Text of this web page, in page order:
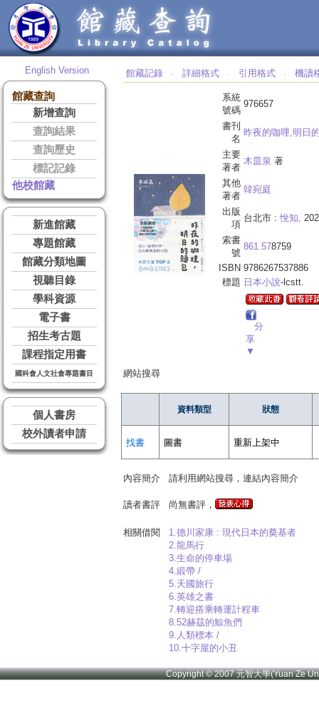
English Version
館藏查詢
新增查詢
查詢結果
查詢歷史
標記記錄
他校館藏
新進館藏
專題館藏
館藏分類地圖
視聽目錄
學科資源
電子書
招生考古題
課程指定用書
國科會人文社會專題書目
個人書房
校外讀者申請
館藏記錄 ‧ 詳細格式 ‧ 引用格式 ‧ 機讀
系統
號碼
976657
書刊
名
昨夜的咖哩,明日
主要
著者
木皿泉 著
其他
著者
韓宛庭
出版
項
台北市 : 悅知,
索書
號
861.578759
ISBN 9786267537886
標題 日本小說-lcstt.
分
享
▼
網站搜尋
資料類型 狀態
找書 圖書 重新上架中
內容簡介 請利用網站搜尋，連結內容簡介
讀者書評 尚無書評，
相關借閱
1.德川家康 : 現代日本的奠基者
2.龍馬行
3.生命的停車場
4.緞帶 /
5.天國旅行
6.英雄之書
7.轉迎搭乘轉運計程車
8.52赫茲的鯨魚們
9.人類標本 /
10.十字屋的小丑
Copyright © 2007 元智大學(Yuan Ze